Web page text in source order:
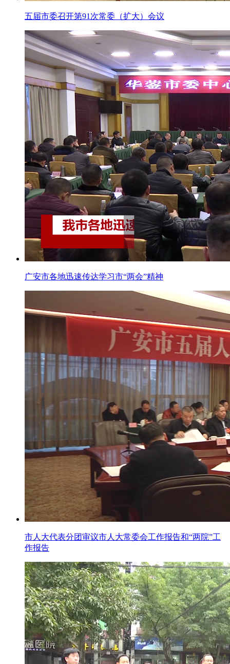
五届市委召开第91次常委（扩大）会议
广安市各地迅速传达学习市“两会”精神
市人大代表分团审议市人大常委会工作报告和“两院”工
作报告